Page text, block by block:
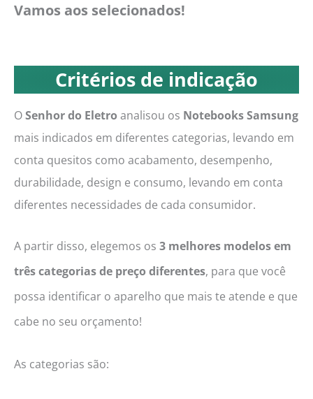
Vamos aos selecionados!
Critérios de indicação
OSenhor do Eletro analisou os Notebooks Samsung
mais indicados em diferentes categorias, levando em
conta quesitos como acabamento, desempenho,
durabilidade, design e consumo, levando em conta
diferentes necessidades de cada consumidor.
A partir disso, elegemos os 3 melhores modelos em
três categorias de preço diferentes, para que você
possa identificar o aparelho que mais te atende e que
cabe no seu orçamento!
As categorias são: